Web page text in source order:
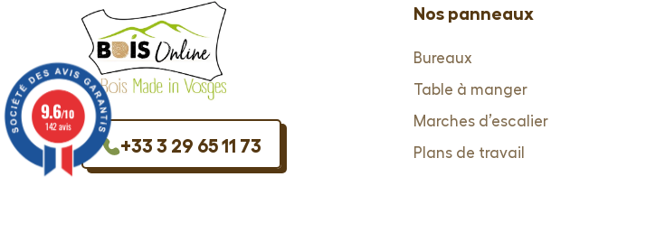
+33 3 29 65 11 73
Nos panneaux
Bureaux
Table à manger
Marches d’escalier
Plans de travail
9.6/10
142 avis